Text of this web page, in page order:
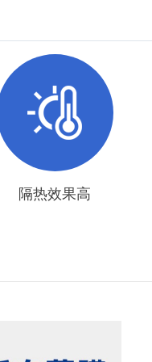
隔热效果高